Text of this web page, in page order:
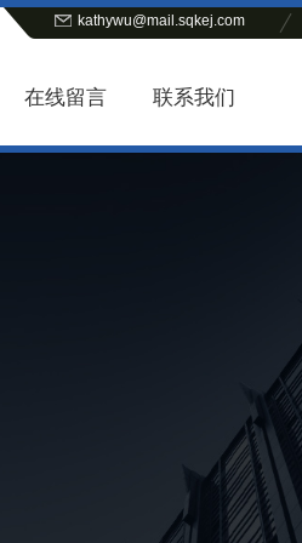
kathywu@mail.sqkej.com
在线留言 联系我们